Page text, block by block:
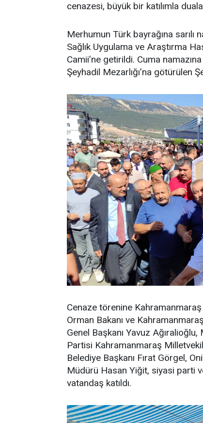
cenazesi, büyük bir katılımla
Merhumun Türk bayrağına sarılı
Sağlık Uygulama ve Araştırma
Camii’ne getirildi. Cuma
Şeyhadil Mezarlığı’na götürülen
Cenaze törenine
Orman Bakanı ve
Genel Başkanı Yavuz
Partisi Kahramanmaraş
Belediye Başkanı Fırat Görgel,
Müdürü Hasan Yiğit, siyasi parti
vatandaş katıldı.